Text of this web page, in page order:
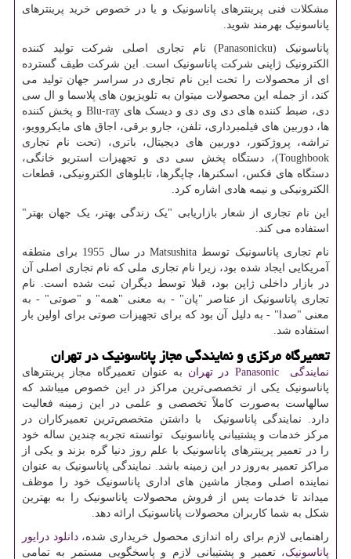
مشکلات فنی پرینترهای پاناسونیک و یا در خصوص خرید پرینترهای
پاناسونیک بهرمند شوید.
پاناسونیک (Panasonicku) نام تجاری اصلی شرکت تولید کننده
الکترونیک ژاپنی شرکت پاناسونیک است. این شرکت طیف گسترده
ای از محصولات را تحت این نام تجاری در سراسر جهان تولید می
کند، از جمله این محصولات میتوان به تلویزیون های پلاسما و ال سی
دی، ضبط کننده های دی وی دی و دیسک هایBlu-ray و پخش کننده
ها، دوربین های فیلمبرداری، تلفن، جارو برقی، اجاق های مایکروویو،
تراشه، پروژکتور، دوربین های دیجیتال، باتری، (تحت نام تجاری
Toughbook)، دستگاه پخش سی دی و تجهیزات استریو خانگی،
دستگاه های فکس، اسکنرها، چاپگرها، تابلوهای الکترونیکی، قطعات
الکترونیکی و نیمه هادی اشاره کرد.
این نام تجاری از شعار بازاریابی "یک زندگی بهتر، یک جهان بهتر"
استفاده می کند.
نام تجاری پاناسونیک توسط Matsushita
در سال 1955 برای منطقه
آمریکایی ایجاد شده بود، زیرا نام تجاری ملی که نام تجاری اصلی آن
در بازار داخلی ژاپن بود، قبلا توسط دیگران ثبت شده است. نام
تجاری پاناسونیک از عناصر "پان" - به معنی "همه" و "صوتی" - به
معنی "صدا" - به دلیل آن بود که برای تجهیزات صوتی برای اولین بار
استفاده شد.
تعمیرگاه مرکزی و نمایندگی مجاز پاناسونیک در تهران
نمایندگیPanasonic در تهران به عنوان تعمیرگاه مجاز پرینترهای
پاناسونیک یکی از تخصصی‌ترین مراکز در این خصوص میباشد که
سالهاست به‌صورت کاملاً تخصصی و علمی در این زمینه فعالیت
دارد. نمایندگی پاناسونیک با داشتن متخصص‌ترین تعمیرکاران در
مرکز خدمات و پشتیبانی پاناسونیک توانسته‌ تجربه چندین ساله خود
را در تعمیر پرینترهای پاناسونیک با علم روز دنیا گره بزند و یکی از
مراکز تعمیر به‌روز در این زمینه باشد. نمایندگی پاناسونیک به عنوان
نماینده اصلی ومجاز ماشین های اداری پاناسونیک خود را موظف
میداند تا خدمات پس از فروش محصولات پاناسونیک را به بهترین
شکل به شما کاربران محصولات پاناسونیک ارائه دهد.
راهنمایی لازم برای راه اندازی محصول خریداری شده،دانلود درایور
پاناسونیک، تعمیر و پشتیبانی لازم و پاسخگویی مستمر به تمامی